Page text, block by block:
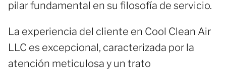
pilar fundamental en su filosofía de servicio.
La experiencia del cliente en Cool Clean Air
LLC es excepcional, caracterizada por la
atención meticulosa y un trato